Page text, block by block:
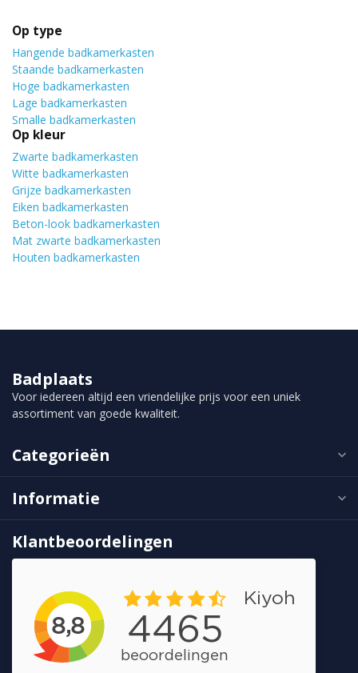
Op type
Hangende badkamerkasten
Staande badkamerkasten
Hoge badkamerkasten
Lage badkamerkasten
Smalle badkamerkasten
Op kleur
Zwarte badkamerkasten
Witte badkamerkasten
Grijze badkamerkasten
Eiken badkamerkasten
Beton-look badkamerkasten
Mat zwarte badkamerkasten
Houten badkamerkasten
Badplaats
Voor iedereen altijd een vriendelijke prijs voor een uniek
assortiment van goede kwaliteit.
Categorieën
Informatie
Klantbeoordelingen